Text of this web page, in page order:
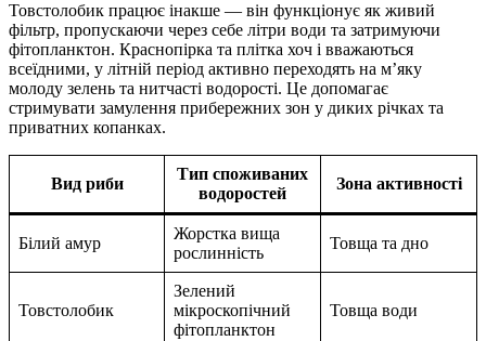
Товстолобик працює інакше — він функціонує як живий
фільтр, пропускаючи через себе літри води та затримуючи
фітопланктон. Краснопірка та плітка хоч і вважаються
всеїдними, у літній період активно переходять на м’яку
молоду зелень та нитчасті водорості. Це допомагає
стримувати замулення прибережних зон у диких річках та
приватних копанках.
Вид риби
Тип споживаних
водоростей
Зона активності
Білий амур
Жорстка вища
рослинність
Товща та дно
Товстолобик
Зелений
мікроскопічний
фітопланктон
Товща води